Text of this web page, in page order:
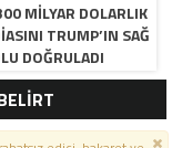
MILYAR DOLARLIK
TRUMP’IN SAĞ
DOĞRULADI